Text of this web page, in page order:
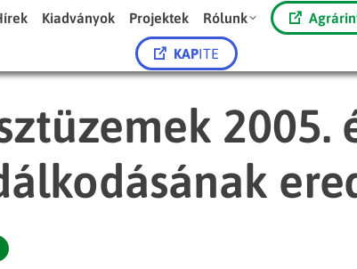
Kiadványok Projektek Rólunk
KAPITE
2005.